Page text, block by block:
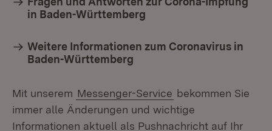
in Baden-Württemberg
Weitere Informationen zum Coronavirus in
Baden-Württemberg
Mit unserem Messenger-Service bekommen Sie
immer alle Änderungen und wichtige
Informationen aktuell als Pushnachricht auf Ihr